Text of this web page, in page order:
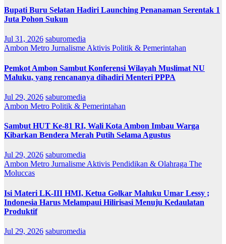
Bupati Buru Selatan Hadiri Launching Penanaman Serentak 1
Juta Pohon Sukun
Jul 31, 2026 saburomedia
Ambon Metro Jurnalisme Aktivis Politik & Pemerintahan
Pemkot Ambon Sambut Konferensi Wilayah Muslimat NU
Maluku, yang rencananya dihadiri Menteri PPPA
Jul 29, 2026 saburomedia
Ambon Metro Politik & Pemerintahan
Sambut HUT Ke-81 RI, Wali Kota Ambon Imbau Warga
Kibarkan Bendera Merah Putih Selama Agustus
Jul 29, 2026 saburomedia
Ambon Metro Jurnalisme Aktivis Pendidikan & Olahraga The
Moluccas
Isi Materi LK-III HMI, Ketua Golkar Maluku Umar Lessy ;
Indonesia Harus Melampaui Hilirisasi Menuju Kedaulatan
Produktif
Jul 29, 2026 saburomedia